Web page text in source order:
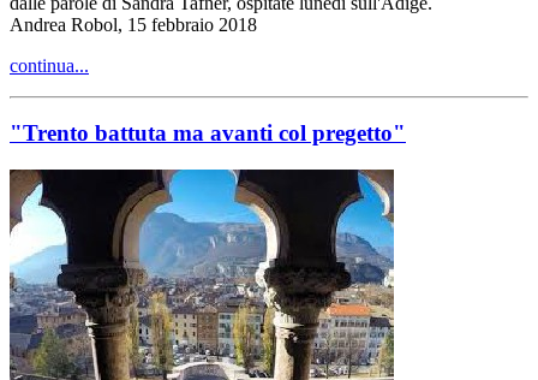
Andrea Robol, 15 febbraio 2018
continua...
"Trento battuta ma avanti col pregetto"